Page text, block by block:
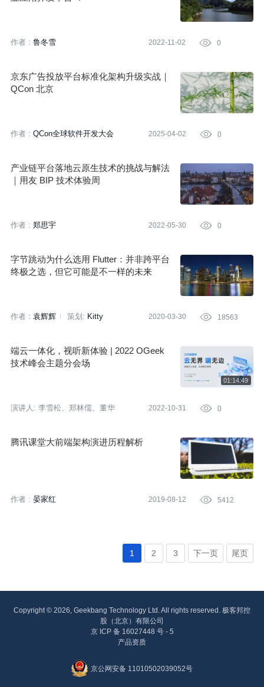
作者 : 鲁冬雪 2022-11-02  0
京东广告投放平台标准化架构升级实战｜
QCon 北京
作者 : QCon全球软件开发大会 2025-04-02  0
产业链平台落地云原生技术的挑战与解法
｜用友 BIP 技术体验周
作者 : 郑思宇 2022-05-30  0
字节跳动为什么选用 Flutter：并非跨平台
终极之选，但它可能是不一样的未来
作者 : 袁辉辉 策划: Kitty 2020-03-30  18563
端云一体化，视听新体验 | 2022 OGeek
技术峰会主题分会场
演讲人: 李雪松、郑林儒、董华 2022-10-31  0
腾讯课堂大前端架构演进历程解析
作者 : 晏家红 2019-08-12  5412
1 2 3 下一页 尾页
Copyright © 2026, Geekbang Technology Ltd. All rights reserved. 极客邦控
股（北京）有限公司
京 ICP 备 16027448 号 - 5
产品资质
京公网安备 11010502039052号